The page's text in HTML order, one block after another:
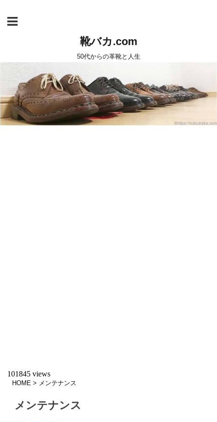
靴バカ.com
50代からの革靴と人生
101845 views
HOME > メンテナンス
メンテナンス